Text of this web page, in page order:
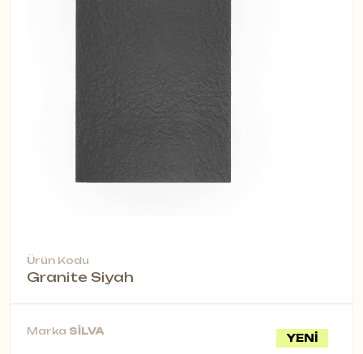
Ürün Kodu
Granite Siyah
YENİ
Marka SİLVA